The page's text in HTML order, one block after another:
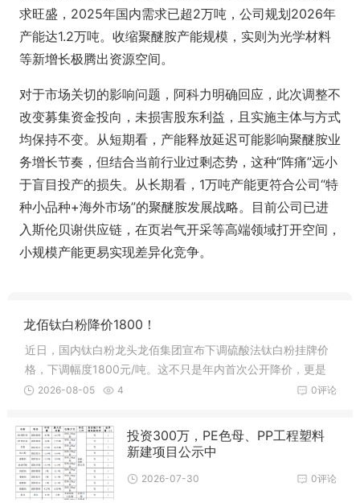
求旺盛，2025年国内需求已超2万吨，公司规划2026年
产能达1.2万吨。收缩聚醚胺产能规模，实则为光学材料
等新增长极腾出资源空间。
对于市场关切的影响问题，阿科力明确回应，此次调整不
改变募集资金投向，未损害股东利益，且实施主体与方式
均保持不变。从短期看，产能释放延迟可能影响聚醚胺业
务增长节奏，但结合当前行业过剩态势，这种“阵痛”远小
于盲目投产的损失。从长期看，1万吨产能更符合公司“特
种小品种+海外市场”的聚醚胺发展战略。目前公司已进
入斯伦贝谢供应链，在页岩气开采等高端领域打开空间，
小规模产能更易实现差异化竞争。
龙佰钛白粉降价1800！
近日，国内钛白粉龙头龙佰集团宣布下调硫酸法钛白粉挂牌价
格，下调幅度1800元/吨。这不只是年内首次公开降价，更是
直接终结了上半年五轮连涨的上行周期。进入7月后，下游涂0评论
2026-08-05 4
投资300万，PE色母、PP工程塑料
新建项目公示中
0评论
2026-07-30